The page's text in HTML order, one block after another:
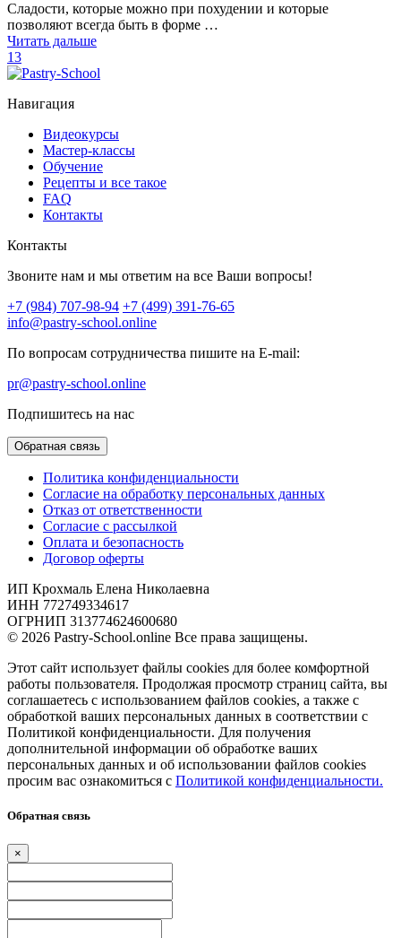
Сладости, которые можно при похудении и которые
позволяют всегда быть в форме …
Читать дальше
13
Навигация
Видеокурсы
Мастер-классы
Обучение
Рецепты и все такое
FAQ
Контакты
Контакты
Звоните нам и мы ответим на все Ваши вопросы!
+7 (984) 707-98-94 +7 (499) 391-76-65
info@pastry-school.online
По вопросам сотрудничества пишите на E-mail:
pr@pastry-school.online
Подпишитесь на нас
Обратная связь
Политика конфиденциальности
Согласие на обработку персональных данных
Отказ от ответственности
Согласие с рассылкой
Оплата и безопасность
Договор оферты
ИП Крохмаль Елена Николаевна
ИНН 772749334617
ОГРНИП 313774624600680
© 2026 Pastry-School.online Все права защищены.
Этот сайт использует файлы cookies для более комфортной
работы пользователя. Продолжая просмотр страниц сайта, вы
соглашаетесь с использованием файлов cookies, а также с
обработкой ваших персональных данных в соответствии с
Политикой конфиденциальности. Для получения
дополнительной информации об обработке ваших
персональных данных и об использовании файлов cookies
просим вас ознакомиться с Политикой конфиденциальности.
Обратная связь
×